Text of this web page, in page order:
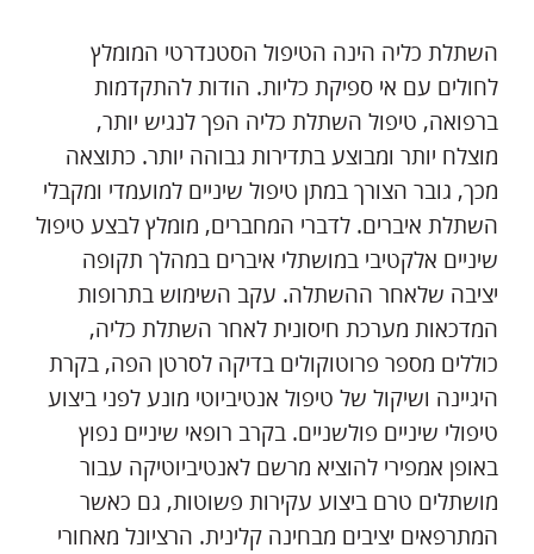
השתלת כליה הינה הטיפול הסטנדרטי המומלץ
לחולים עם אי ספיקת כליות. הודות להתקדמות
ברפואה, טיפול השתלת כליה הפך לנגיש יותר,
מוצלח יותר ומבוצע בתדירות גבוהה יותר. כתוצאה
מכך, גובר הצורך במתן טיפול שיניים למועמדי ומקבלי
השתלת איברים. לדברי המחברים, מומלץ לבצע טיפול
שיניים אלקטיבי במושתלי איברים במהלך תקופה
יציבה שלאחר ההשתלה. עקב השימוש בתרופות
המדכאות מערכת חיסונית לאחר השתלת כליה,
כוללים מספר פרוטוקולים בדיקה לסרטן הפה, בקרת
היגיינה ושיקול של טיפול אנטיביוטי מונע לפני ביצוע
טיפולי שיניים פולשניים. בקרב רופאי שיניים נפוץ
באופן אמפירי להוציא מרשם לאנטיביוטיקה עבור
מושתלים טרם ביצוע עקירות פשוטות, גם כאשר
המתרפאים יציבים מבחינה קלינית. הרציונל מאחורי